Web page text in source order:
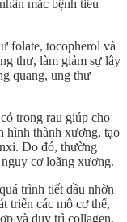
mắc bệnh tiểu
folate, tocopherol và
thư, làm giảm sự lây
quang, ung thư
trong rau giúp cho
hình thành xương, tạo
Do đó, thường
cơ loãng xương.
trình tiết dầu nhờn
triển các mô cơ thể,
và duy trì collagen,